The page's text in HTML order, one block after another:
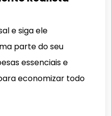
e siga ele
parte do seu
essenciais e
economizar todo